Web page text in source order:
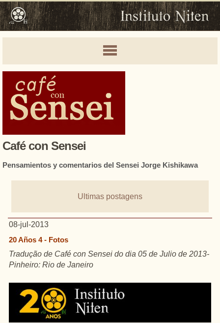
Café con Sensei
Pensamientos y comentarios del Sensei Jorge Kishikawa
Ultimas postagens
08-jul-2013
20 Años 4 - Fotos
Tradução de Café con Sensei do dia 05 de Julio de 2013-
Pinheiro: Rio de Janeiro